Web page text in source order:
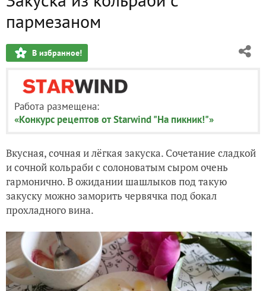
пармезаном
В избранное!
Работа размещена:
«Конкурс рецептов от Starwind "На пикник!"»
Вкусная, сочная и лёгкая закуска. Сочетание сладкой
и сочной кольраби с солоноватым сыром очень
гармонично. В ожидании шашлыков под такую
закуску можно заморить червячка под бокал
прохладного вина.